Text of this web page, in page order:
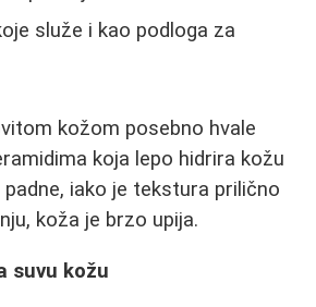
služe i kao podloga za
kožom posebno hvale
koja lepo hidrira kožu
iako je tekstura prilično
koža je brzo upija.
suvu kožu